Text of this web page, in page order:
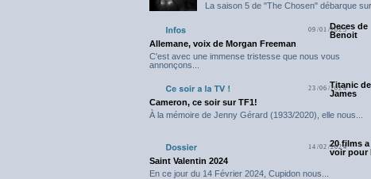
La saison 5 de "The Chosen" débarque sur
09/01/2025Deces de
Benoit
Allemane, voix de Morgan Freeman
C'est avec une immense tristesse que nous vous
annonçons...
23/06/2024Titanic de
James
Cameron, ce soir sur TF1!
À la mémoire de Jenny Gérard (1933/2020), elle nous...
14/02/202420 films a
voir pour
Saint Valentin 2024
En ce jour du 14 Février 2024, Cupidon nous...